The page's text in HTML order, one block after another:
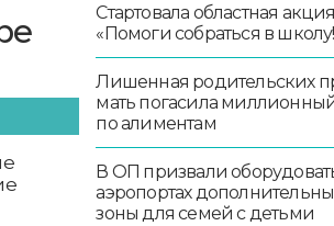
Стартовала областная
«Помоги собраться в
Лишенная родительских
мать погасила
по алиментам
В ОП призвали
аэропортах
зоны для семей с детьми